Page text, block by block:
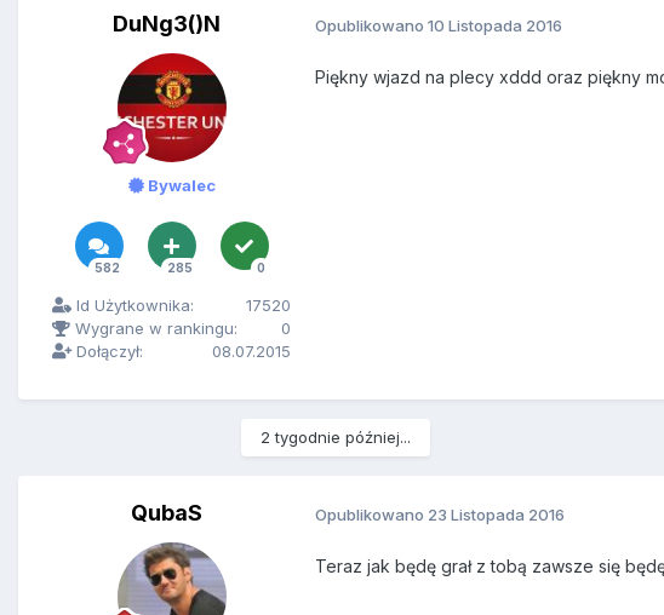
DuNg3()N
Bywalec
582 285 0
Id Użytkownika:
17520
Wygrane w rankingu:
0
Dołączył:
08.07.2015
Opublikowano 10 Listopada 2016
Piękny wjazd na plecy xddd oraz piękny
2 tygodnie później...
QubaS Opublikowano 23 Listopada 2016
Teraz jak będę grał z tobą zawsze się